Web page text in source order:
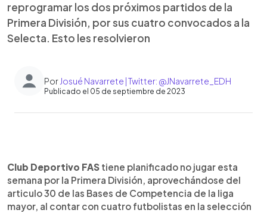
reprogramar los dos próximos partidos de la
Primera División, por sus cuatro convocados a la
Selecta. Esto les resolvieron
Por Josué Navarrete | Twitter: @JNavarrete_EDH
Publicado el 05 de septiembre de 2023
► Escuchar artículo
Club Deportivo FAS tiene planificado no jugar esta
semana por la Primera División, aprovechándose del
articulo 30 de las Bases de Competencia de la liga
mayor, al contar con cuatro futbolistas en la selección